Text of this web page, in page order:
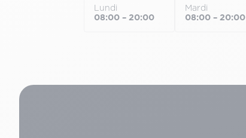
Lundi
08:00 – 20:00
Mardi
08:00 – 20:00